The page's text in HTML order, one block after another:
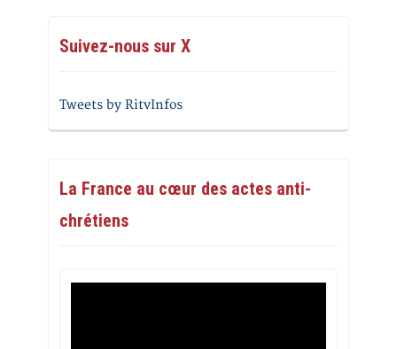
Suivez-nous sur X
Tweets by RitvInfos
La France au cœur des actes anti-
chrétiens